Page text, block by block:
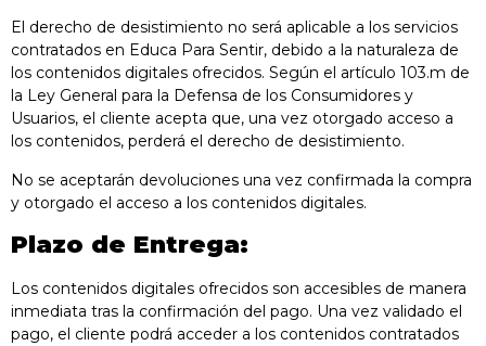
El derecho de desistimiento no será aplicable a los servicios
contratados en Educa Para Sentir, debido a la naturaleza de
los contenidos digitales ofrecidos. Según el artículo 103.m de
la Ley General para la Defensa de los Consumidores y
Usuarios, el cliente acepta que, una vez otorgado acceso a
los contenidos, perderá el derecho de desistimiento.
No se aceptarán devoluciones una vez confirmada la compra
y otorgado el acceso a los contenidos digitales.
Plazo de Entrega:
Los contenidos digitales ofrecidos son accesibles de manera
inmediata tras la confirmación del pago. Una vez validado el
pago, el cliente podrá acceder a los contenidos contratados